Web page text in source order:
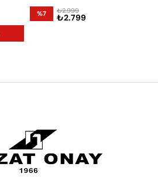
%7 ₺2.799
₺2.999